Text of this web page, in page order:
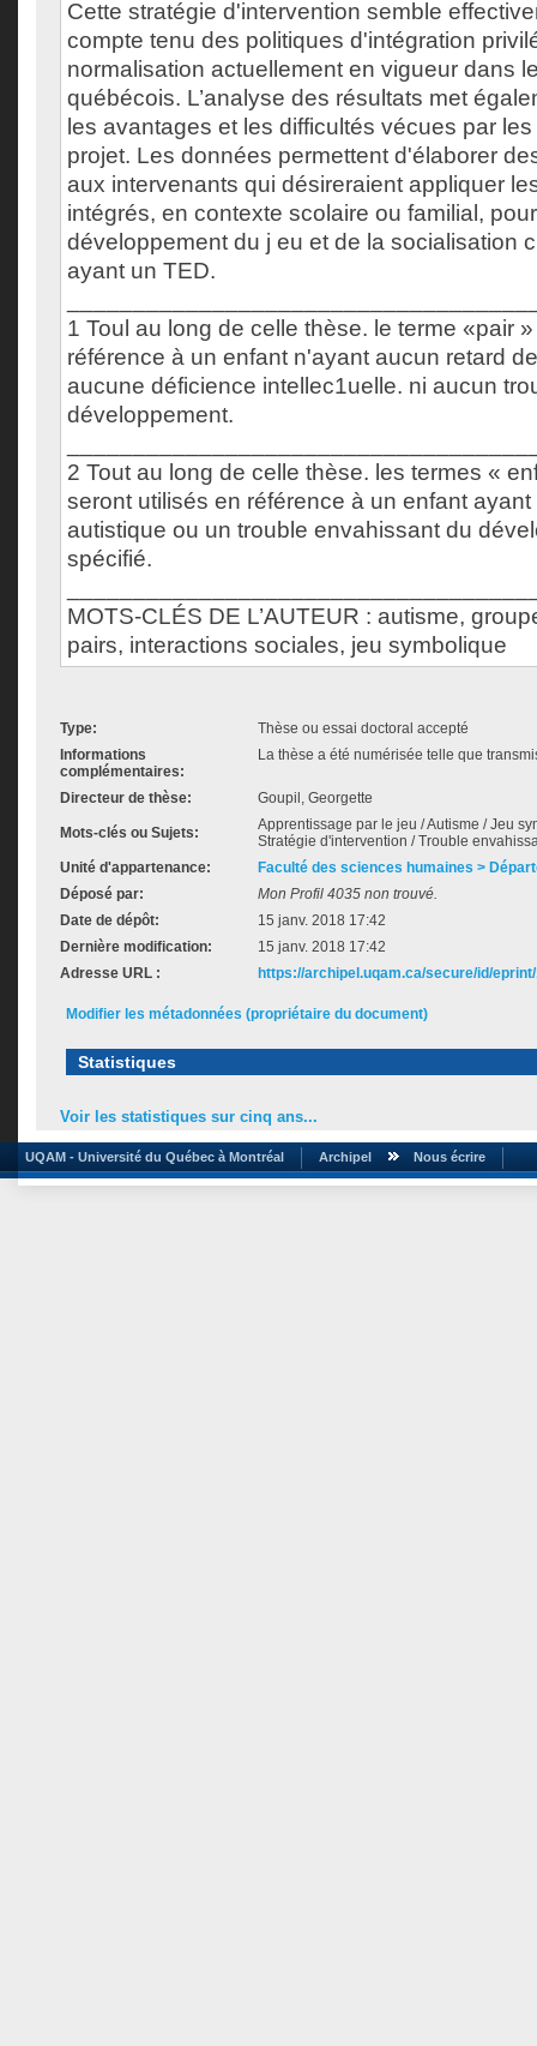
Cette stratégie d'intervention semble
compte tenu des politiques d'intégration
normalisation actuellement en vigueur dans
québécois. L’analyse des résultats met
les avantages et les difficultés vécues par
projet. Les données permettent d'élaborer
aux intervenants qui désireraient appliquer
intégrés, en contexte scolaire ou familial,
développement du j eu et de la socialisation
ayant un TED.
1 Toul au long de celle thèse. le terme «pair
référence à un enfant n'ayant aucun retard
aucune déficience intellec1uelle. ni aucun
développement.
2 Tout au long de celle thèse. les termes «
seront utilisés en référence à un enfant
autistique ou un trouble envahissant du
spécifié.
MOTS-CLÉS DE L’AUTEUR : autisme,
pairs, interactions sociales, jeu symbolique
Type:
Thèse ou essai doctoral accepté
Informations
complémentaires:
La thèse a été numérisée telle que
Directeur de thèse: Goupil, Georgette
Mots-clés ou Sujets:
Apprentissage par le jeu / Autisme / Jeu
Stratégie d'intervention / Trouble
Unité d'appartenance:
Faculté des sciences humaines >
Déposé par:
Mon Profil 4035 non trouvé.
Date de dépôt:
15 janv. 2018 17:42
Dernière modification:
15 janv. 2018 17:42
Adresse URL :
https://archipel.uqam.ca/secure/id/
Modifier les métadonnées (propriétaire du document)
Statistiques
Voir les statistiques sur cinq ans...
UQAM - Université du Québec à Montréal Archipel Nous écrire